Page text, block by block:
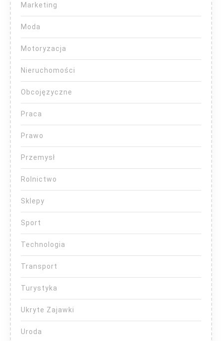
Marketing
Moda
Motoryzacja
Nieruchomości
Obcojęzyczne
Praca
Prawo
Przemysł
Rolnictwo
Sklepy
Sport
Technologia
Transport
Turystyka
Ukryte Zajawki
Uroda